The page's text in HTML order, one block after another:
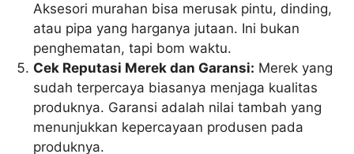
Aksesori murahan bisa merusak pintu, dinding,
atau pipa yang harganya jutaan. Ini bukan
penghematan, tapi bom waktu.
Cek Reputasi Merek dan Garansi: Merek yang
sudah terpercaya biasanya menjaga kualitas
produknya. Garansi adalah nilai tambah yang
menunjukkan kepercayaan produsen pada
produknya.